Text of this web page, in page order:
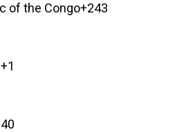
of the Congo+243
+1